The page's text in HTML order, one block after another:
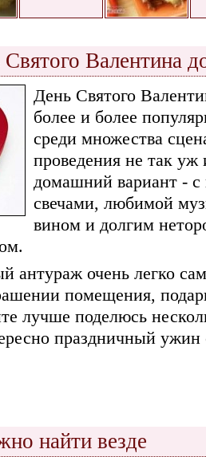
Валентина
День Святого
более и более
среди множества
проведения не так уж
домашний вариант -
свечами, любимой
вином и долгим
антураж очень легко
помещения,
лучше поделюсь
праздничный ужин
найти везде